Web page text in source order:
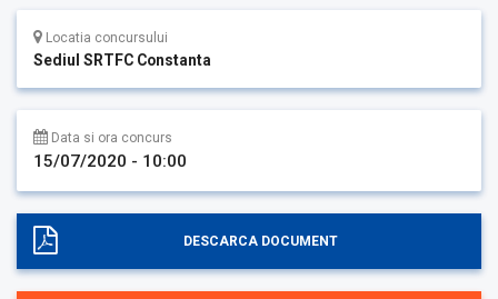
Locatia concursului
Sediul SRTFC Constanta
Data si ora concurs
15/07/2020 - 10:00
DESCARCA DOCUMENT